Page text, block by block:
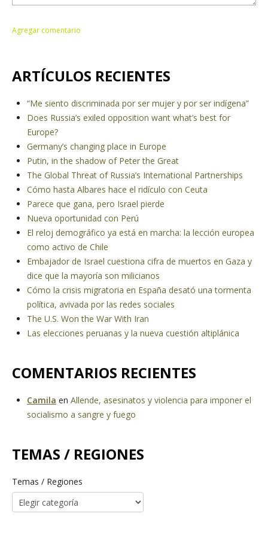
ARTÍCULOS RECIENTES
“Me siento discriminada por ser mujer y por ser indígena”
Does Russia’s exiled opposition want what’s best for
Europe?
Germany’s changing place in Europe
Putin, in the shadow of Peter the Great
The Global Threat of Russia’s International Partnerships
Cómo hasta Albares hace el ridículo con Ceuta
Parece que gana, pero Israel pierde
Nueva oportunidad con Perú
El reloj demográfico ya está en marcha: la lección europea
como activo de Chile
Embajador de Israel cuestiona cifra de muertos en Gaza y
dice que la mayoría son milicianos
Cómo la crisis migratoria en España desató una tormenta
política, avivada por las redes sociales
The U.S. Won the War With Iran
Las elecciones peruanas y la nueva cuestión altiplánica
COMENTARIOS RECIENTES
Camila en Allende, asesinatos y violencia para imponer el
socialismo a sangre y fuego
TEMAS / REGIONES
Temas / Regiones